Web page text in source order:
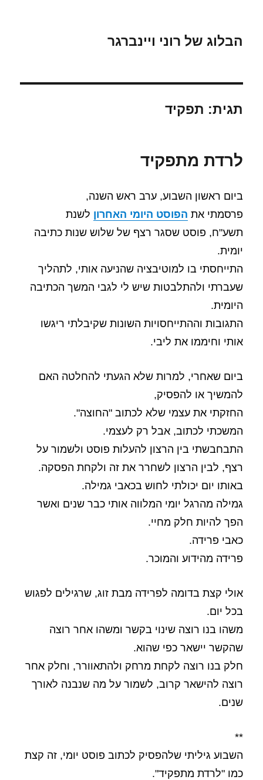
הבלוג של רוני ויינברגר
תגית: תפקיד
לרדת מתפקיד
ביום ראשון השבוע, ערב ראש השנה,
פרסמתי את הפוסט היומי האחרון לשנת
תשע"ח, פוסט שסגר רצף של שלוש שנות כתיבה
יומית.
התייחסתי בו למוטיבציה שהניעה אותי, לתהליך
שעברתי ולהתלבטות שיש לי לגבי המשך הכתיבה
היומית.
התגובות וההתייחסויות השונות שקיבלתי ריגשו
אותי וחיממו את ליבי.
ביום שאחרי, למרות שלא הגעתי להחלטה האם
להמשיך או להפסיק,
החזקתי את עצמי שלא לכתוב "החוצה".
המשכתי לכתוב, אבל רק לעצמי.
התבחבשתי בין הרצון להעלות פוסט ולשמור על
רצף, לבין הרצון לשחרר את זה ולקחת הפסקה.
באותו יום יכולתי לחוש בכאבי גמילה.
גמילה מהרגל יומי המלווה אותי כבר שנים ואשר
הפך להיות חלק מחיי.
כאבי פרידה.
פרידה מהידוע והמוכר.
אולי קצת בדומה לפרידה מבת זוג, שרגילים לפגוש
בכל יום.
משהו בנו רוצה שינוי בקשר ומשהו אחר רוצה
שהקשר יישאר כפי שהוא.
חלק בנו רוצה לקחת מרחק ולהתאוורר, וחלק אחר
רוצה להישאר קרוב, לשמור על מה שנבנה לאורך
שנים.
**
השבוע גיליתי שלהפסיק לכתוב פוסט יומי, זה קצת
כמו "לרדת מתפקיד".